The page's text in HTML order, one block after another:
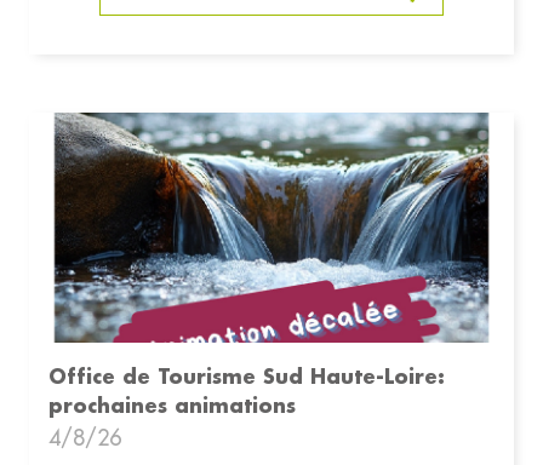
Office de Tourisme Sud Haute-Loire:
prochaines animations
4/8/26